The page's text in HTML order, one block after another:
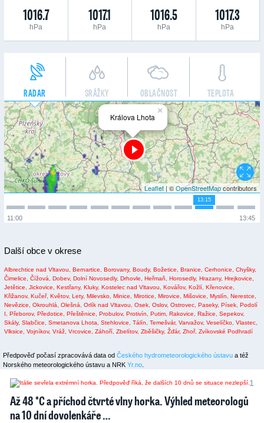
1016.7
hPa
1017.1
hPa
1016.5
hPa
1017.3
hPa
RADAR SRÁŽKY OBLAČNOST TEPLOTA
×
Králova Lhota
Leaflet | ©OpenStreetMapcontributors
13:15
13:45
11:00
Další obce v okrese
Albrechtice nad Vltavou, Bernartice, Borovany, Boudy, Božetice, Branice, Cerhonice,
Chyšky,
Čimelice,
Čížová, Dobev, Dolní Novosedly, Drhovle, Heřmaň, Horosedly, Hrazany, Hrejkovice,
Jetětice,
Jickovice, Kestřany, Kluky, Kostelec nad Vltavou, Kovářov, Kožlí, Křenovice,
Křižanov, Kučeř, Květov, Lety, Milevsko, Minice, Mirotice, Mirovice, Mišovice, Myslín,
Nerestce,
Nevězice,
Okrouhlá, Olešná, Orlík nad Vltavou, Osek, Oslov, Ostrovec, Paseky, Písek, Podolí
I,
Přeborov, Předotice, Přeštěnice, Probulov, Protivín, Putim, Rakovice, Ražice,
Sepekov,
Skály, Slabčice, Smetanova Lhota, Stehlovice, Tálín, Temešvár, Varvažov, Veselíčko, Vlastec,
Vlksice,
Vojníkov, Vráž, Vrcovice, Záhoří, Zbelítov, Zběšičky, Žďár, Zhoř, Zvíkovské Podhradí
Předpověď počasí zpracovává data od Českého hydrometeorologického ústavu a též
Norského meteorologického ústavu a NRK Yr.no
1
Až 48 °C a příchod čtvrté vlny horka. Výhled meteorologů
na 10 dní dovolenkáře …